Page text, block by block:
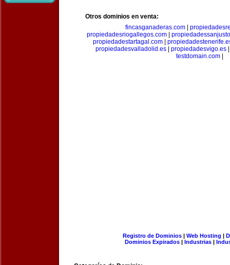
Otros dominios en venta:
fincasganaderas.com|
propiedadesriogallegos.com|
propiedadestartagal.com|
propiedadesvalladolid.es
propiedadesvigo.es
testdomain.com
Registro de Dominios| Web Hosting |
Dominios Expirados | Industrias |